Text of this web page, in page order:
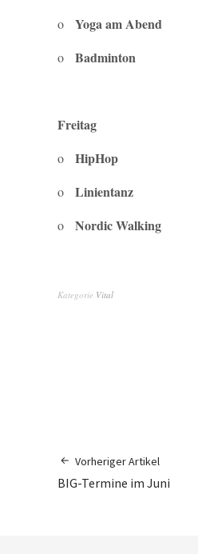
o Yoga am
o Badminton
Freitag
o HipHop
o Linientanz
o Nordic
Kategorie Vital
Vorheriger Artikel
BIG-Termine im Juni